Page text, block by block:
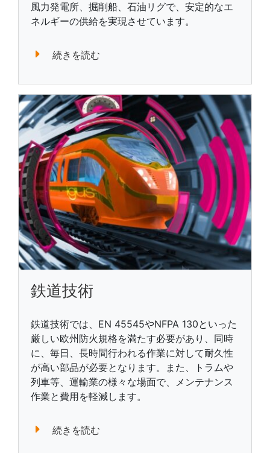
風力発電所、掘削船、石油リグで、安定的なエ
ネルギーの供給を実現させています。
続きを読む
鉄道技術
鉄道技術では、EN 45545やNFPA 130といった
厳しい欧州防火規格を満たす必要があり、同時
に、毎日、長時間行われる作業に対して耐久性
が高い部品が必要となります。また、トラムや
列車等、運輸業の様々な場面で、メンテナンス
作業と費用を軽減します。
続きを読む